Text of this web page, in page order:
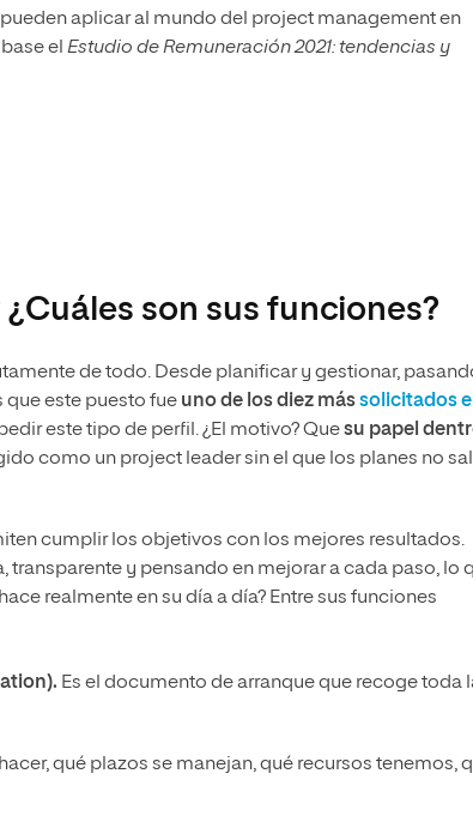
aplicar al mundo del project management en
el Estudio de Remuneración 2021: tendencias y
son sus funciones?
de todo. Desde planificar y gestionar,
que este puesto fue uno de los diez mássolicitados
este tipo de perfil. ¿El motivo? Quesu papel
como un project leader sin el que los planes no
cumplir los objetivos con los mejores resultados.
transparente y pensando en mejorar a cada paso, lo
realmente en su día a día? Entre sus funciones
Es el documento de arranque que recoge toda
qué plazos se manejan, qué recursos tenemos,